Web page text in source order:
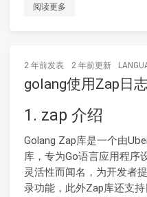
阅读更多
2 年前发表 2 年前更新
golang使用Zap日
1. zap 介绍
Golang Zap库是一个由
库，专为Go语言应用程序
灵活性而闻名，为开发者
录功能，此外Zap库还支